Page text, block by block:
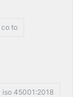
co to
iso 45001:2018